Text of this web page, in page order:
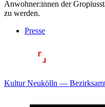
Anwohner:innen der
zu werden.
Presse
Kultur Neukölln —